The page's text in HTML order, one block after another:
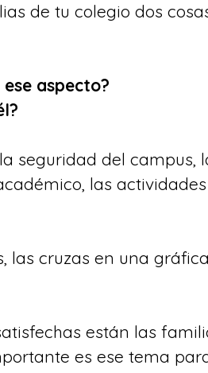
de tu colegio dos
aspecto?
seguridad del campus,
las actividades
las cruzas en una
están las
es ese tema